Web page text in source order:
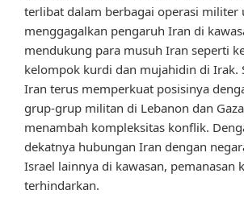
terlibat dalam berbagai operasi militer
menggagalkan pengaruh Iran di
mendukung para musuh Iran seperti
kelompok kurdi dan mujahidin di Irak.
Iran terus memperkuat posisinya
grup-grup militan di Lebanon dan
menambah kompleksitas konflik.
dekatnya hubungan Iran dengan
Israel lainnya di kawasan, pemanasan
terhindarkan.